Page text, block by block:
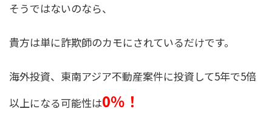
そうではないのなら、
貴方は単に詐欺師のカモにされているだけです。
海外投資、東南アジア不動産案件に投資して5年で5倍
以上になる可能性は0％！